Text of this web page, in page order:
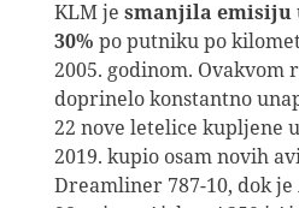
KLM je smanjila emisiju
30% po putniku po
2005. godinom. Ovakvom
doprinelo konstantno
22 nove letelice kupljene
2019. kupio osam novih
Dreamliner 787-10, dok